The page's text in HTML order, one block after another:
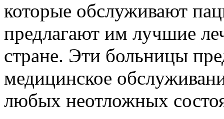
которые обслуживают
предлагают им лучшие
стране. Эти больницы
медицинское
любых неотложных